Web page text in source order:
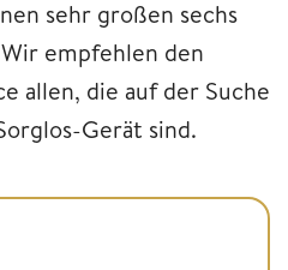
sehr großen sechs
empfehlen den
allen, die auf der Suche
Gerät sind.